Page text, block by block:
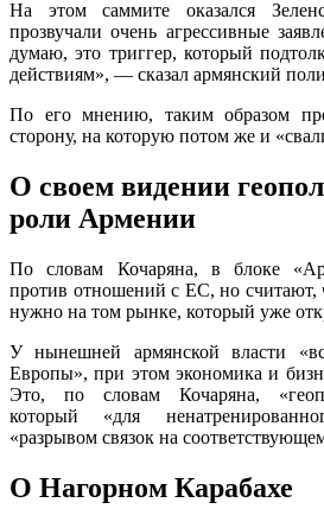
На этом саммите оказался
прозвучали очень агрессивные
думаю, это триггер, который
действиям», — сказал армянский
По его мнению, таким образом
сторону, на которую потом же и
О своем видении
роли Армении
По словам Кочаряна, в блоке
против отношений с ЕС, но считают,
нужно на том рынке, который уже
У нынешней армянской власти
Европы», при этом экономика и
Это, по словам Кочаряна,
который «для
«разрывом связок на
О Нагорном Карабахе